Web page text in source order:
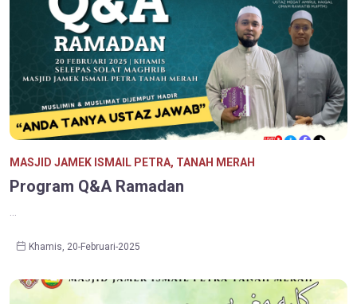
MASJID JAMEK ISMAIL PETRA, TANAH MERAH
Program Q&A Ramadan
Khamis, 20-Februari-2025